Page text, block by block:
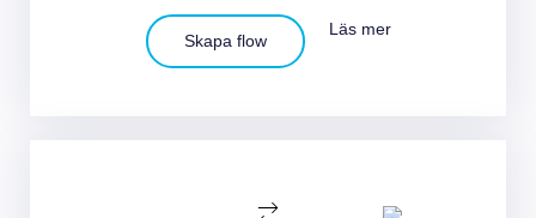
Skapa flow
Läs mer